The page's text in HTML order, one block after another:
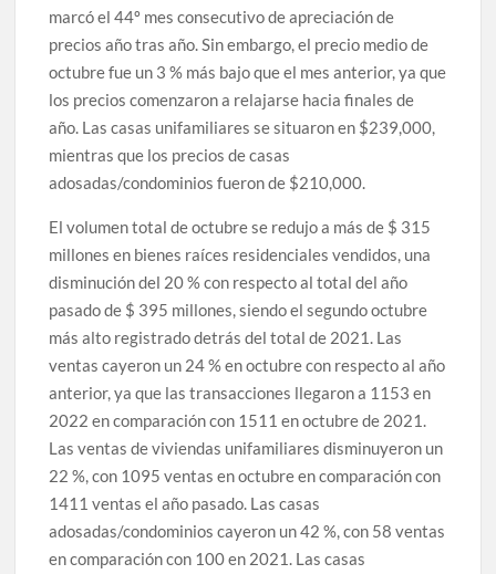
marcó el 44º mes consecutivo de apreciación de
precios año tras año. Sin embargo, el precio medio de
octubre fue un 3 % más bajo que el mes anterior, ya que
los precios comenzaron a relajarse hacia finales de
año. Las casas unifamiliares se situaron en $239,000,
mientras que los precios de casas
adosadas/condominios fueron de $210,000.
El volumen total de octubre se redujo a más de $ 315
millones en bienes raíces residenciales vendidos, una
disminución del 20 % con respecto al total del año
pasado de $ 395 millones, siendo el segundo octubre
más alto registrado detrás del total de 2021. Las
ventas cayeron un 24 % en octubre con respecto al año
anterior, ya que las transacciones llegaron a 1153 en
2022 en comparación con 1511 en octubre de 2021.
Las ventas de viviendas unifamiliares disminuyeron un
22 %, con 1095 ventas en octubre en comparación con
1411 ventas el año pasado. Las casas
adosadas/condominios cayeron un 42 %, con 58 ventas
en comparación con 100 en 2021. Las casas